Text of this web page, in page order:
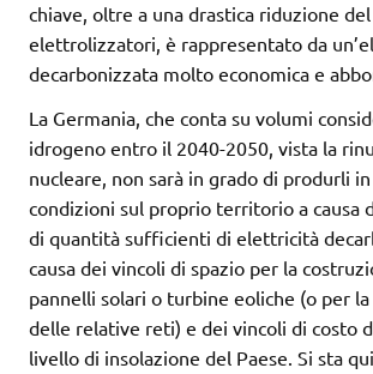
chiave, oltre a una drastica riduzione
elettrolizzatori, è rappresentato da
decarbonizzata molto economica e
La Germania, che conta su volumi
idrogeno entro il 2040-2050, vista la
nucleare, non sarà in grado di produrli
condizioni sul proprio territorio a causa
di quantità sufficienti di elettricità
causa dei vincoli di spazio per la
pannelli solari o turbine eoliche (o per
delle relative reti) e dei vincoli di costo
livello di insolazione del Paese. Si sta